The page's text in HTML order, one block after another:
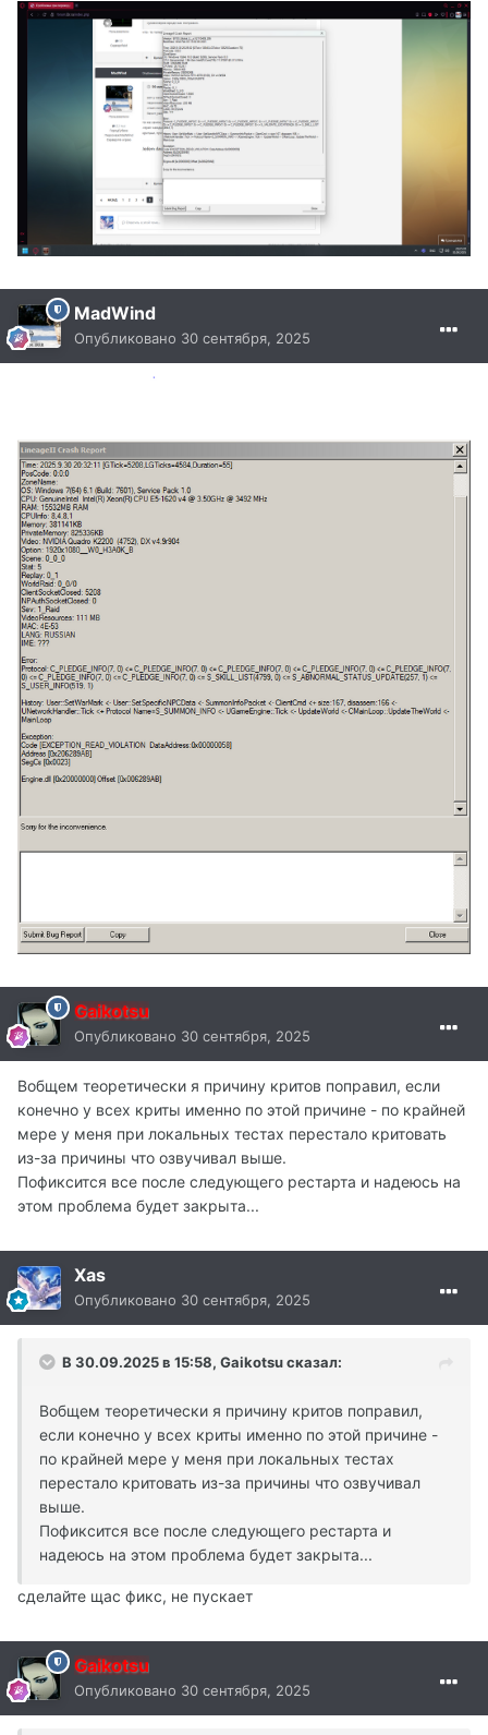
MadWind
Опубликовано 30 сентября, 2025
Gaikotsu
Опубликовано 30 сентября, 2025
Вобщем теоретически я причину критов поправил, если
конечно у всех криты именно по этой причине - по крайней
мере у меня при локальных тестах перестало критовать
из-за причины что озвучивал выше.
Пофиксится все после следующего рестарта и надеюсь на
этом проблема будет закрыта...
Xas
Опубликовано 30 сентября, 2025
В 30.09.2025 в 15:58, Gaikotsuсказал:
Вобщем теоретически я причину критов поправил,
если конечно у всех криты именно по этой причине -
по крайней мере у меня при локальных тестах
перестало критовать из-за причины что озвучивал
выше.
Пофиксится все после следующего рестарта и
надеюсь на этом проблема будет закрыта...
сделайте щас фикс, не пускает
Gaikotsu
Опубликовано 30 сентября, 2025